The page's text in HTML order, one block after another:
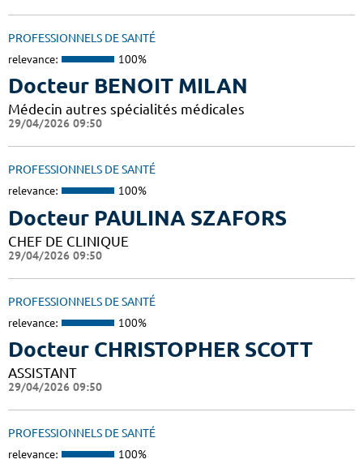
PROFESSIONNELS DE SANTÉ
relevance: 100%
Docteur BENOIT MILAN
Médecin autres spécialités médicales
29/04/2026 09:50
PROFESSIONNELS DE SANTÉ
relevance: 100%
Docteur PAULINA SZAFORS
CHEF DE CLINIQUE
29/04/2026 09:50
PROFESSIONNELS DE SANTÉ
relevance: 100%
Docteur CHRISTOPHER SCOTT
ASSISTANT
29/04/2026 09:50
PROFESSIONNELS DE SANTÉ
relevance: 100%